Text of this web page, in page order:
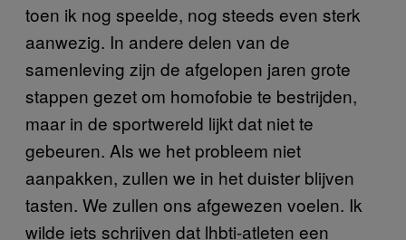
toen ik nog speelde, nog steeds even sterk
aanwezig. In andere delen van de
samenleving zijn de afgelopen jaren grote
stappen gezet om homofobie te bestrijden,
maar in de sportwereld lijkt dat niet te
gebeuren. Als we het probleem niet
aanpakken, zullen we in het duister blijven
tasten. We zullen ons afgewezen voelen. Ik
wilde iets schrijven dat lhbti-atleten een